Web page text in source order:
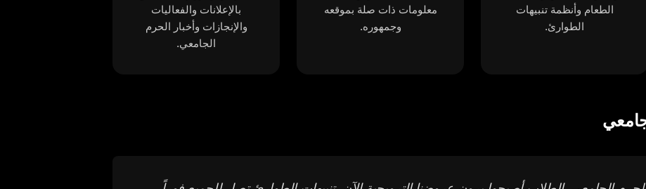
الطعام وأنظمة تنبيهات
الطوارئ.
معلومات ذات صلة بموقعه
وجمهوره.
بالإعلانات والفعاليات
والإنجازات وأخبار الحرم
الجامعي.